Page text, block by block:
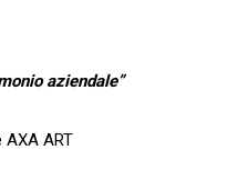
aziendale”
AXA ART